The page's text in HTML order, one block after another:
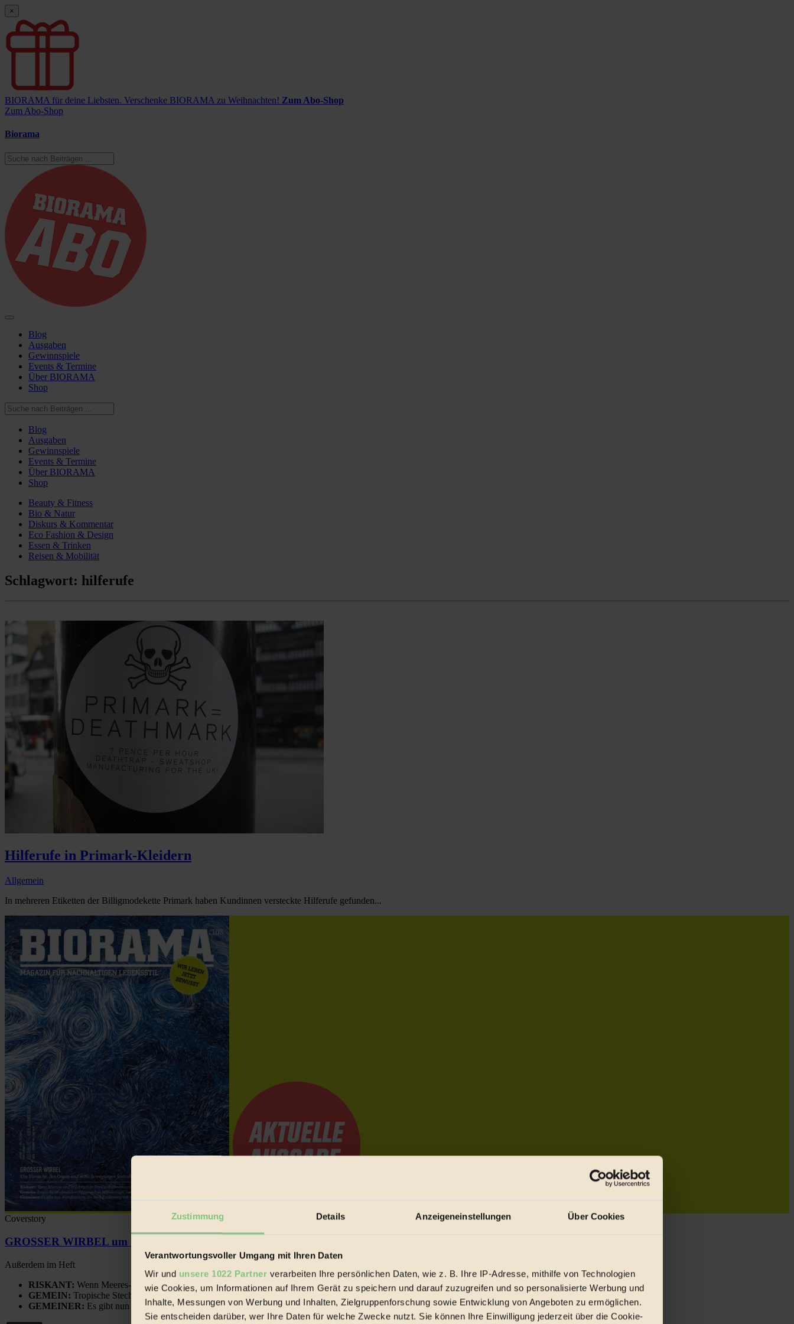
Zustimmung Details Anzeigeneinstellungen Über Cookies
Verantwortungsvoller Umgang mit Ihren Daten
Wir und unsere 1022 Partner verarbeiten Ihre persönlichen Daten, wie z. B. Ihre IP-Adresse, mithilfe von Technologien
wie Cookies, um Informationen auf Ihrem Gerät zu speichern und darauf zuzugreifen und so personalisierte Werbung und
Inhalte, Messungen von Werbung und Inhalten, Zielgruppenforschung sowie Entwicklung von Angeboten zu ermöglichen.
Sie entscheiden darüber, wer Ihre Daten für welche Zwecke nutzt. Sie können Ihre Einwilligung jederzeit über die Cookie-
×
BIORAMA für deine Liebsten. Verschenke BIORAMA zu Weihnachten! Zum Abo-Shop
Zum Abo-Shop
Biorama
Blog
Ausgaben
Gewinnspiele
Events & Termine
Über BIORAMA
Shop
Blog
Ausgaben
Gewinnspiele
Events & Termine
Über BIORAMA
Shop
Beauty & Fitness
Bio & Natur
Diskurs & Kommentar
Eco Fashion & Design
Essen & Trinken
Reisen & Mobilität
Schlagwort: hilferufe
Hilferufe in Primark-Kleidern
Allgemein
In mehreren Etiketten der Billigmodekette Primark haben Kundinnen versteckte Hilferufe gefunden...
Coverstory
GROSSER WIRBEL um Versuche, den Ozean und seine Bewegungen festzuhalten.
Außerdem im Heft
RISKANT: Wenn Meeres- und Wildvögel im Freilandhühnerbetrieb vorbeischauen.
GEMEIN: Tropische Stechmücken fühlen sich in Mitteleuropa inziwschen oft zu Hause.
GEMEINER: Es gibt nun Weinflaschen, die nach Entleerung voll wieder zu dir zurückkommen.